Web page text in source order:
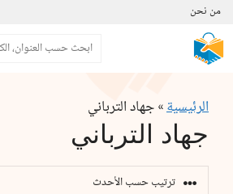
انتقل
إلى
المحتوى
من نحن
البحث
الرئيسية»جهاد الترباني
جهاد الترباني